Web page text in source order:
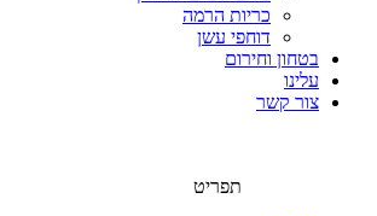
כריות הרמה
דוחפי עשן
בטחון וחירום
עלינו
צור קשר
תפריט